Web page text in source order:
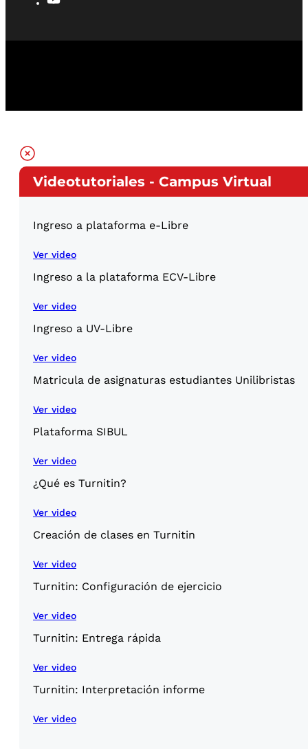
Videotutoriales - Campus Virtual
Ingreso a plataforma e-Libre
Ver video
Ingreso a la plataforma ECV-Libre
Ver video
Ingreso a UV-Libre
Ver video
Matricula de asignaturas estudiantes Unilibristas
Ver video
Plataforma SIBUL
Ver video
¿Qué es Turnitin?
Ver video
Creación de clases en Turnitin
Ver video
Turnitin: Configuración de ejercicio
Ver video
Turnitin: Entrega rápida
Ver video
Turnitin: Interpretación informe
Ver video